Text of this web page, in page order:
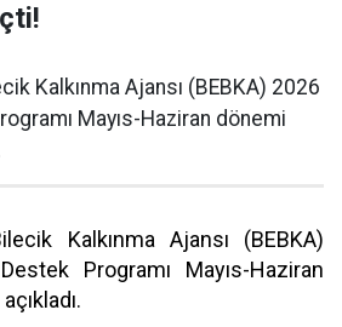
Kalkınma Ajansı (BEBKA) 2026
Mayıs-Haziran dönemi
Kalkınma Ajansı (BEBKA)
Programı Mayıs-Haziran